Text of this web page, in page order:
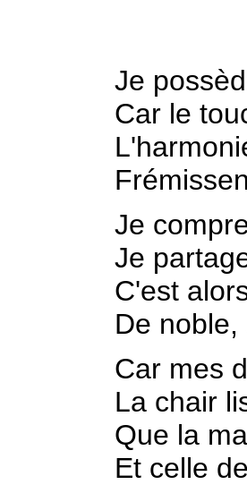
Je
Car le
Je
Je
C'est
De
Car mes
La chair
Que la
Et celle